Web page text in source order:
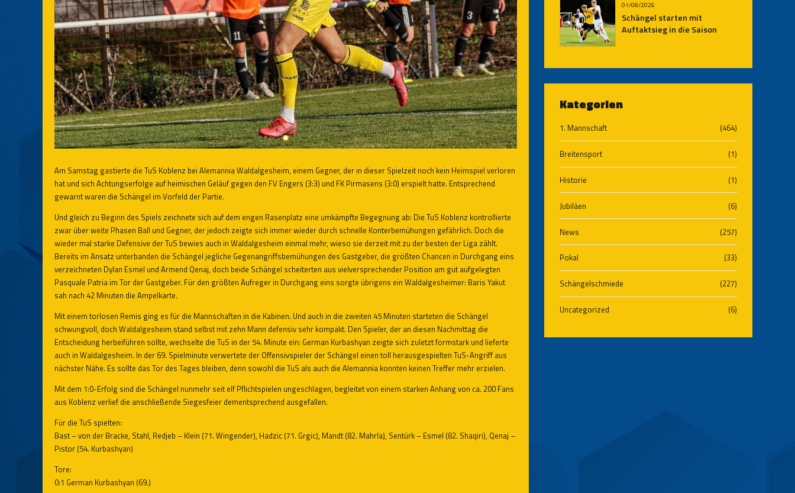
Am Samstag gastierte die TuS Koblenz bei Alemannia Waldalgesheim, einem Gegner, der in dieser Spielzeit noch kein Heimspiel verloren
hat und sich Achtungserfolge auf heimischen Geläuf gegen den FV Engers (3:3) und FK Pirmasens (3:0) erspielt hatte. Entsprechend
gewarnt waren die Schängel im Vorfeld der Partie.
Und gleich zu Beginn des Spiels zeichnete sich auf dem engen Rasenplatz eine umkämpfte Begegnung ab: Die TuS Koblenz kontrollierte
zwar über weite Phasen Ball und Gegner, der jedoch zeigte sich immer wieder durch schnelle Konterbemühungen gefährlich. Doch die
wieder mal starke Defensive der TuS bewies auch in Waldalgesheim einmal mehr, wieso sie derzeit mit zu der besten der Liga zählt.
Bereits im Ansatz unterbanden die Schängel jegliche Gegenangriffsbemühungen des Gastgeber, die größten Chancen in Durchgang eins
verzeichneten Dylan Esmel und Armend Qenaj, doch beide Schängel scheiterten aus vielversprechender Position am gut aufgelegten
Pasquale Patria im Tor der Gastgeber. Für den größten Aufreger in Durchgang eins sorgte übrigens ein Waldalgesheimer: Baris Yakut
sah nach 42 Minuten die Ampelkarte.
Mit einem torlosen Remis ging es für die Mannschaften in die Kabinen. Und auch in die zweiten 45 Minuten starteten die Schängel
schwungvoll, doch Waldalgesheim stand selbst mit zehn Mann defensiv sehr kompakt. Den Spieler, der an diesen Nachmittag die
Entscheidung herbeiführen sollte, wechselte die TuS in der 54. Minute ein: German Kurbashyan zeigte sich zuletzt formstark und lieferte
auch in Waldalgesheim. In der 69. Spielminute verwertete der Offensivspieler der Schängel einen toll herausgespielten TuS-Angriff aus
nächster Nähe. Es sollte das Tor des Tages bleiben, denn sowohl die TuS als auch die Alemannia konnten keinen Treffer mehr erzielen.
Mit dem 1:0-Erfolg sind die Schängel nunmehr seit elf Pflichtspielen ungeschlagen, begleitet von einem starken Anhang von ca. 200 Fans
aus Koblenz verlief die anschließende Siegesfeier dementsprechend ausgefallen.
Für die TuS spielten:
Bast – von der Bracke, Stahl, Redjeb – Klein (71. Wingender), Hadzic (71. Grgic), Mandt (82. Mahrla), Sentürk – Esmel (82. Shaqiri), Qenaj –
Pistor (54. Kurbashyan)
Tore:
0:1 German Kurbashyan (69.)
01/08/2026
Schängel starten mit
Auftaktsieg in die Saison
Kategorien
1. Mannschaft (464)
Breitensport (1)
Historie (1)
Jubiläen (6)
News (257)
Pokal (33)
Schängelschmiede (227)
Uncategorized (6)